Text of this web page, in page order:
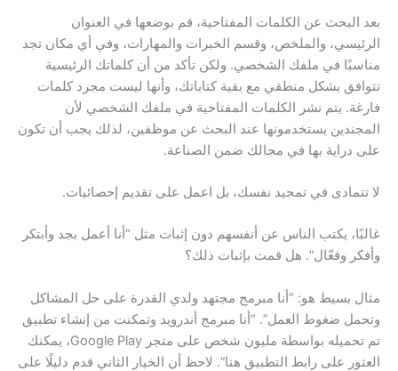
بعد البحث عن الكلمات المفتاحية، قم بوضعها في العنوان
الرئيسي، والملخص، وقسم الخبرات والمهارات، وفي أي مكان تجد
مناسبًا في ملفك الشخصي. ولكن تأكد من أن كلماتك الرئيسية
تتوافق بشكل منطقي مع بقية كتاباتك، وأنها ليست مجرد كلمات
فارغة. يتم نشر الكلمات المفتاحية في ملفك الشخصي لأن
المجندين يستخدمونها عند البحث عن موظفين، لذلك يجب أن تكون
على دراية بها في مجالك ضمن الصناعة.
لا تتمادى في تمجيد نفسك، بل اعمل على تقديم إحصائيات.
غالبًا، يكتب الناس عن أنفسهم دون إثبات مثل “أنا أعمل بجد وأبتكر
وأفكر وفعّال”. هل قمت بإثبات ذلك؟
مثال بسيط هو: “أنا مبرمج مجتهد ولدي القدرة على حل المشاكل
وتحمل ضغوط العمل”. “أنا مبرمج أندرويد وتمكنت من إنشاء تطبيق
تم تحميله بواسطة مليون شخص على متجر Google Play، يمكنك
العثور على رابط التطبيق هنا”. لاحظ أن الخيار الثاني قدم دليلًا على